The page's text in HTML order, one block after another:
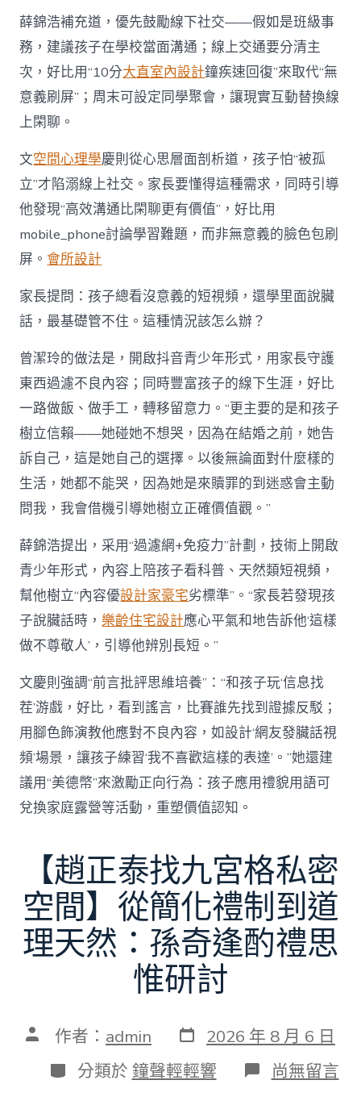
薛錦浩補充道，優先鼓勵線下社交——假如是班級事
務，建議孩子在學校當面溝通；線上交通要分清主
次，好比用“10分大直室內設計鐘疾速回復”來取代“無
意義刷屏”；周末可設定同學聚會，讓現實互動替換線
上閑聊。
文空間心理學慶則從心思層面剖析道，孩子怕“被孤
立”才陷溺線上社交。家長要懂得這種需求，同時引導
他發現“高效溝通比閑聊更有價值”，好比用
mobile_phone討論學習難題，而非無意義的臉色包刷
屏。會所設計
家長提問：孩子總看沒意義的短視頻，還學里面說臟
話，最基礎管不住。這種情況該怎么辦？
曾潔玲的做法是，開啟抖音青少年形式，用家長守護
東西過濾不良內容；同時豐富孩子的線下生涯，好比
一路做飯、做手工，轉移留意力。“更主要的是和孩子
樹立信賴——她碰她不想哭，因為在結婚之前，她告
訴自己，這是她自己的選擇。以後無論面對什麼樣的
生活，她都不能哭，因為她是來贖罪的到迷惑會主動
問我，我會借機引導她樹立正確價值觀。”
薛錦浩提出，采用“過濾網+免疫力”計劃，技術上開啟
青少年形式，內容上陪孩子看科普、天然類短視頻，
幫他樹立“內容優設計家豪宅劣標準”。“家長若發現孩
子說臟話時，樂齡住宅設計應心平氣和地告訴他‘這樣
做不尊敬人’，引導他辨別長短。”
文慶則強調“前言批評思維培養”：“和孩子玩‘信息找
茬’游戲，好比，看到謠言，比賽誰先找到證據反駁；
用腳色飾演教他應對不良內容，如設計‘網友發臟話視
頻’場景，讓孩子練習‘我不喜歡這樣的表達’。”她還建
議用“美德幣”來激勵正向行為：孩子應用禮貌用語可
兌換家庭露營等活動，重塑價值認知。
【趙正泰找九宮格私密
空間】從簡化禮制到道
理天然：孫奇逢酌禮思
惟研討
文 作者： admin 發
表
日
期
2026 年 8 月 6 日
分
類
分類於 鐘聲輕輕響 在
〈【趙
尚無留言